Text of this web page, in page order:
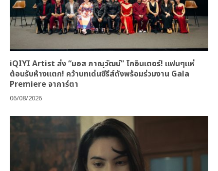
iQIYI Artist ส่ง “มอส ภาณุวัฒน์” โกอินเตอร์! แฟนๆแห่
ต้อนรับห้างแตก! คว้าบทเด่นซีรีส์ดังพร้อมร่วมงาน Gala
Premiere จาการ์ตา
06/08/2026